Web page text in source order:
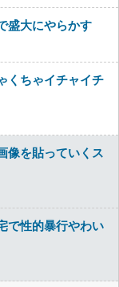
盛大にやらかす
くちゃイチャイチ
像を貼っていくス
で性的暴行やわい